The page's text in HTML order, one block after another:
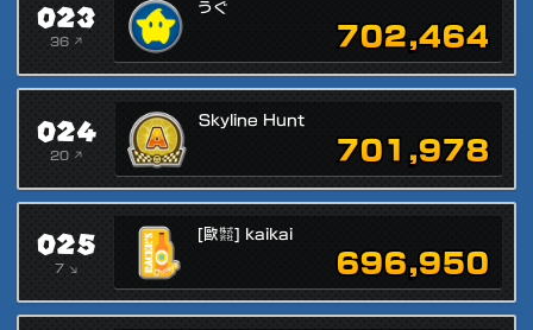
023
36 ↗
うぐ
702,464
024
20 ↗
Skyline Hunt
701,978
025
7 ↘
[歐㍿] kaikai
696,950